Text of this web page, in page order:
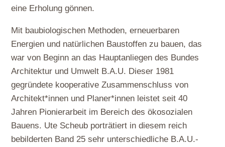
eine Erholung gönnen.
Mit baubiologischen Methoden, erneuerbaren
Energien und natürlichen Baustoffen zu bauen, das
war von Beginn an das Hauptanliegen des Bundes
Architektur und Umwelt B.A.U. Dieser 1981
gegründete kooperative Zusammenschluss von
Architekt*innen und Planer*innen leistet seit 40
Jahren Pionierarbeit im Bereich des ökosozialen
Bauens. Ute Scheub porträtiert in diesem reich
bebilderten Band 25 sehr unterschiedliche B.A.U.-